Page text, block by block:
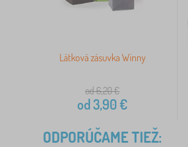
Látková zásuvka Winny
od 6,20€
od3,90€
ODPORÚČAME TIEŽ: